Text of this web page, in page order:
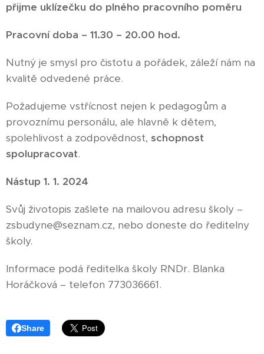
přijme uklízečku do plného pracovního poměru
Pracovní doba – 11.30 – 20.00 hod.
Nutný je smysl pro čistotu a pořádek, záleží nám na
kvalitě odvedené práce.
Požadujeme vstřícnost nejen k pedagogům a
provoznímu personálu, ale hlavně k dětem,
spolehlivost a zodpovědnost, schopnost
spolupracovat.
Nástup 1. 1. 2024
Svůj životopis zašlete na mailovou adresu školy –
zsbudyne@seznam.cz, nebo doneste do ředitelny
školy.
Informace podá ředitelka školy RNDr. Blanka
Horáčková – telefon 773036661.
Share